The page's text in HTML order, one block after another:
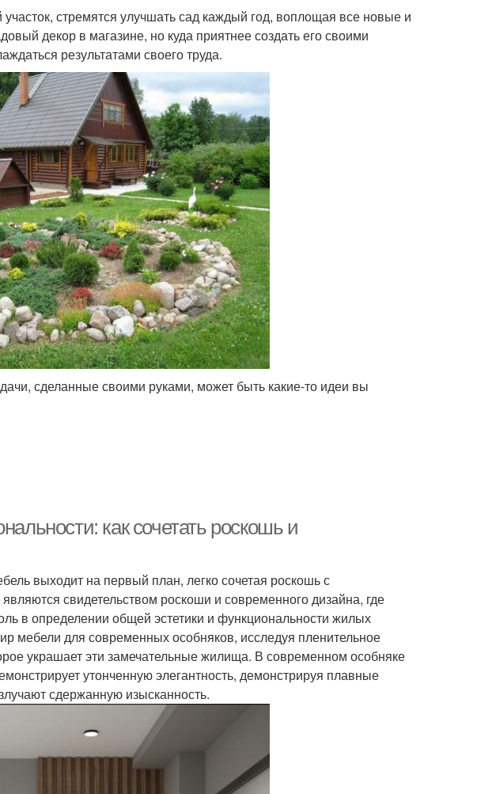
стремятся улучшать сад каждый год, воплощая все новые и
декор в магазине, но куда приятнее создать его своими
результатами своего труда.
сделанные своими руками, может быть какие-то идеи вы
как сочетать роскошь и
выходит на первый план, легко сочетая роскошь с
свидетельством роскоши и современного дизайна, где
в определении общей эстетики и функциональности жилых
мебели для современных особняков, исследуя пленительное
украшает эти замечательные жилища. В современном особняке
утонченную элегантность, демонстрируя плавные
сдержанную изысканность.